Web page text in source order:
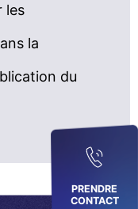
PRENDRE
CONTACT
les
la
du